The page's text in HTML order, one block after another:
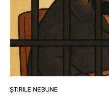
ȘTIRILE NEBUNE